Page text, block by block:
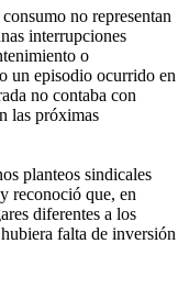
no representan
interrupciones
o
un episodio ocurrido en
no contaba con
las próximas
planteos sindicales
reconoció que, en
diferentes a los
falta de inversión